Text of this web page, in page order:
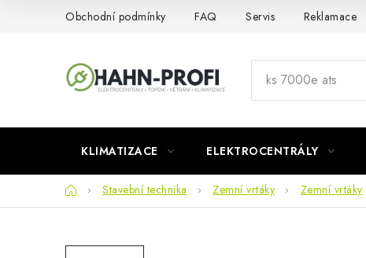
Obchodní podmínky FAQ Servis Reklamace
KLIMATIZACE ELEKTROCENTRÁLY
DomůStavební technika Zemní vrtáky Zemní vrtáky